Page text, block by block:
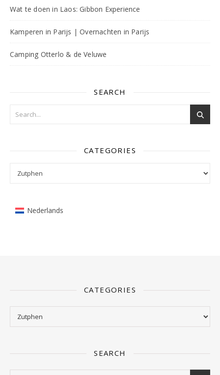
Wat te doen in Laos: Gibbon Experience
Kamperen in Parijs | Overnachten in Parijs
Camping Otterlo & de Veluwe
SEARCH
CATEGORIES
Nederlands
CATEGORIES
Categories
SEARCH